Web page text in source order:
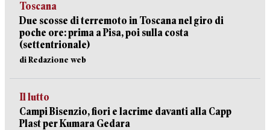
Toscana
Due scosse di terremoto in Toscana nel giro di
poche ore: prima a Pisa, poi sulla costa
(settentrionale)
di Redazione web
Il lutto
Campi Bisenzio, fiori e lacrime davanti alla Capp
Plast per Kumara Gedara